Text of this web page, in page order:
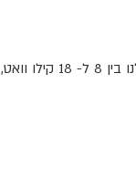
אחד מהם הוא עוצמת הקמין, שעשויה לנו בין 8 ל- 18 קילו וואט,